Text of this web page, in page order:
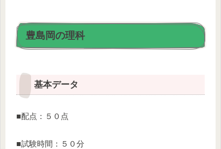
豊島岡の理科
基本データ
■配点：５０点
■試験時間：５０分